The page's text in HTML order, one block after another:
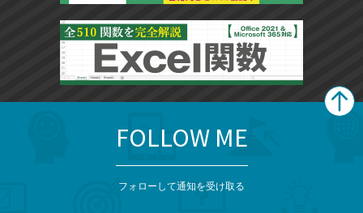
FOLLOW ME
フォローして通知を受け取る